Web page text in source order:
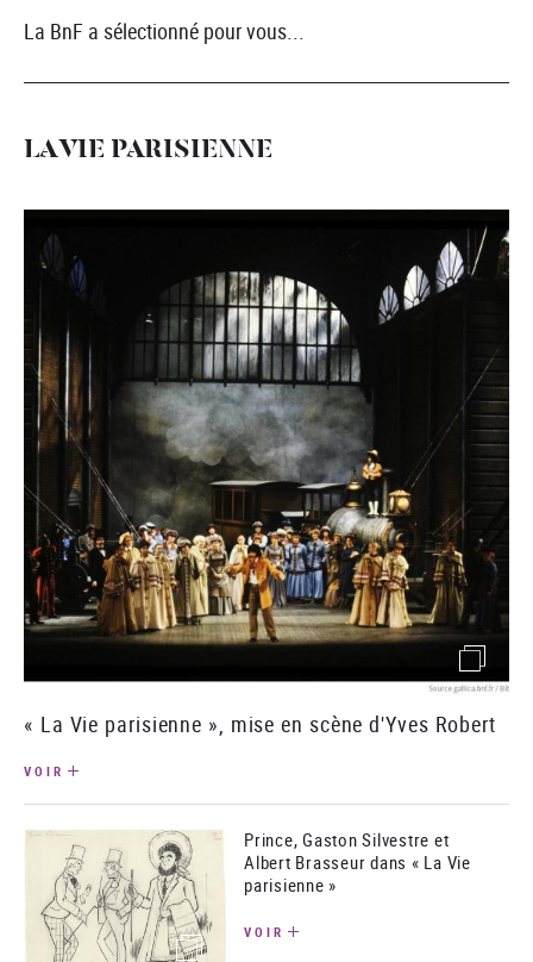
La BnF a sélectionné pour vous...
LA VIE PARISIENNE
()image
« La Vie parisienne », mise en scène d'Yves Robert
VOIR
(image)
Prince, Gaston Silvestre et
Albert Brasseur dans « La Vie
parisienne »
VOIR